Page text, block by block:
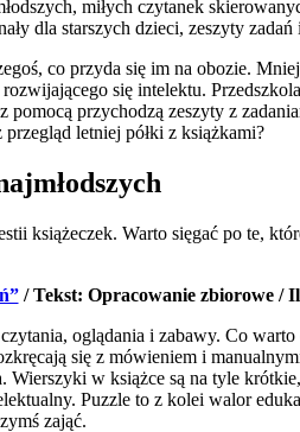
miłych czytanek
dla starszych dzieci, zeszyty
co przyda się im na obozie.
się intelektu.
przychodzą zeszyty z
letniej półki z książkami?
książeczek. Warto sięgać po te,
/ Tekst: Opracowanie zbiorowe /
oglądania i zabawy. Co
się z mówieniem i
w książce są na tyle
Puzzle to z kolei walor
zająć.